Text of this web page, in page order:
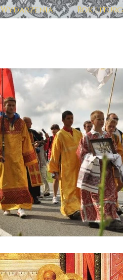
Wydarzenia Rok